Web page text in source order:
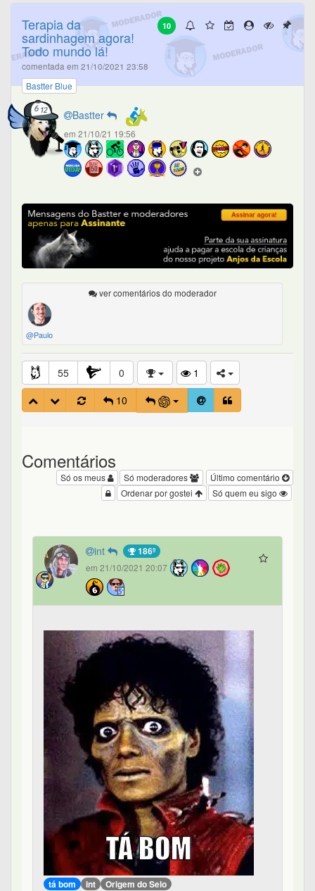
10
Terapia da
sardinhagem agora!
Todo mundo lá!
comentada em 21/10/2021 23:58
Bastter Blue
Bastter
em 21/10/21 19:56
ver comentários do moderador
@Paulo
55 0
1
10
Comentários
Último comentário
Só moderadores
Só os meus
Só quem eu sigo
Ordenar por gostei
int 186º
em 21/10/2021 20:07
tá bom int Origem do Selo